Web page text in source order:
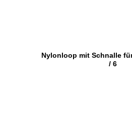
Nylonloop mit Schnalle
/ 6